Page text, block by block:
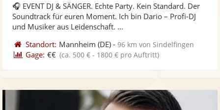
Fotos
5
Sternen
🎧 EVENT DJ & SÄNGER. Echte Party. Kein Standard. Der
Soundtrack für euren Moment. Ich bin Dario – Profi-DJ
und Musiker aus Leidenschaft. ...
Standort: Mannheim (DE) -96 km von Sindelfingen
Gage: €€ (ca. 500 € - 1800 € pro Auftritt)